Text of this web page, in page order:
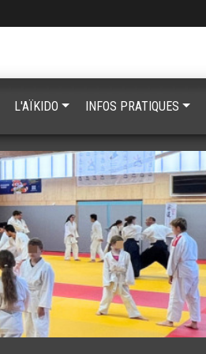
L'AÏKIDO INFOS PRATIQUES